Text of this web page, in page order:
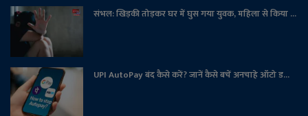
संभल: खिड़की तोड़कर घर में घुस गया युवक, महिला से किया ...
UPI AutoPay बंद कैसे करें? जानें कैसे बचें अनचाहे ऑटो ड...